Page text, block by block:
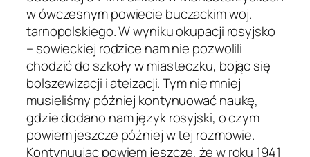
w ówczesnym powiecie buczackim woj.
tarnopolskiego. W wyniku okupacji rosyjsko
– sowieckiej rodzice nam nie pozwolili
chodzić do szkoły w miasteczku, bojąc się
bolszewizacji i ateizacji. Tym nie mniej
musieliśmy później kontynuować naukę,
gdzie dodano nam język rosyjski, o czym
powiem jeszcze później w tej rozmowie.
Kontynuując powiem jeszcze, że w roku 1941